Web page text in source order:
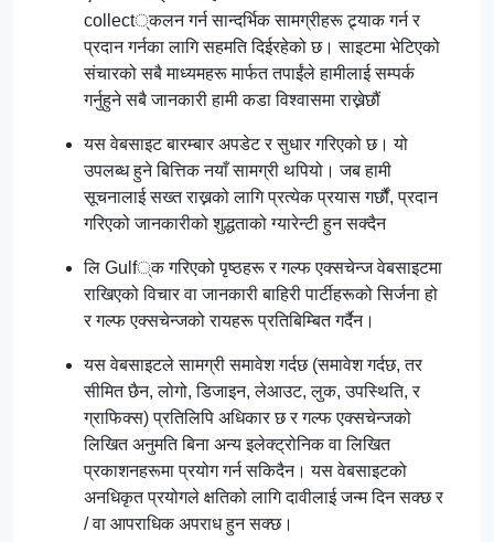
collect्कलन गर्न सान्दर्भिक सामग्रीहरू ट्र्याक गर्न र
प्रदान गर्नका लागि सहमति दिईरहेको छ। साइटमा भेटिएको
संचारको सबै माध्यमहरू मार्फत तपाईंले हामीलाई सम्पर्क
गर्नुहुने सबै जानकारी हामी कडा विश्वासमा राख्नेछौं
यस वेबसाइट बारम्बार अपडेट र सुधार गरिएको छ। यो
उपलब्ध हुने बित्तिक नयाँ सामग्री थपियो। जब हामी
सूचनालाई सख्त राख्नको लागि प्रत्येक प्रयास गर्छौं, प्रदान
गरिएको जानकारीको शुद्धताको ग्यारेन्टी हुन सक्दैन
लि Gulf्क गरिएको पृष्ठहरू र गल्फ एक्सचेन्ज वेबसाइटमा
राखिएको विचार वा जानकारी बाहिरी पार्टीहरूको सिर्जना हो
र गल्फ एक्सचेन्जको रायहरू प्रतिबिम्बित गर्दैन।
यस वेबसाइटले सामग्री समावेश गर्दछ (समावेश गर्दछ, तर
सीमित छैन, लोगो, डिजाइन, लेआउट, लुक, उपस्थिति, र
ग्राफिक्स) प्रतिलिपि अधिकार छ र गल्फ एक्सचेन्जको
लिखित अनुमति बिना अन्य इलेक्ट्रोनिक वा लिखित
प्रकाशनहरूमा प्रयोग गर्न सकिदैन। यस वेबसाइटको
अनधिकृत प्रयोगले क्षतिको लागि दावीलाई जन्म दिन सक्छ र
/ वा आपराधिक अपराध हुन सक्छ।